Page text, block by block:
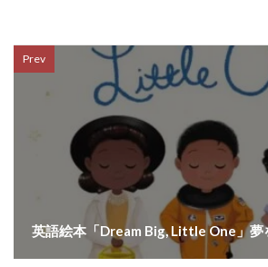
Prev
英語絵本「Dream Big, Little One」夢